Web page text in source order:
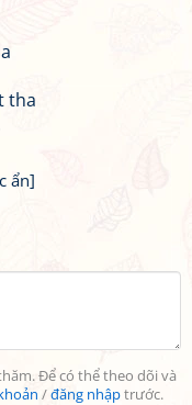
Để có thể theo dõi và
/đăng nhậptrước.
tha
ẩn]